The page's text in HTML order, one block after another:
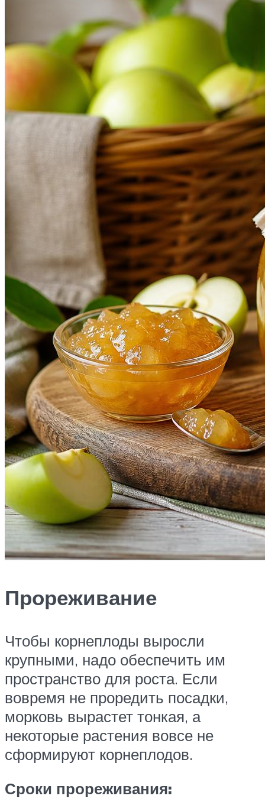
Прореживание
Чтобы корнеплоды выросли
крупными, надо обеспечить им
пространство для роста. Если
вовремя не проредить посадки,
морковь вырастет тонкая, а
некоторые растения вовсе не
сформируют корнеплодов.
Сроки прореживания: